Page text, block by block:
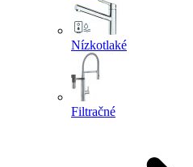
Nízkotlaké
Filtračné